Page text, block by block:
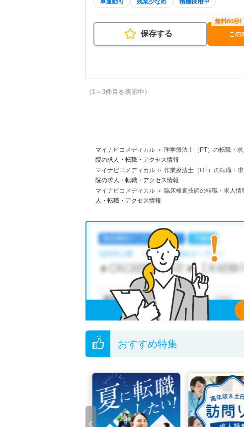
車通勤可 残業少なめ 積極採用中
保存する この
（1～3件目を表示中）
マイナビコメディカル 理学療法士（PT）の転職・求
院の求人・転職・アクセス情報
マイナビコメディカル
作業療法士（OT）の転職・
院の求人・転職・アクセス情報
マイナビコメディカル
臨床検査技師の転職・求人情
人・転職・アクセス情報
おすすめ特集